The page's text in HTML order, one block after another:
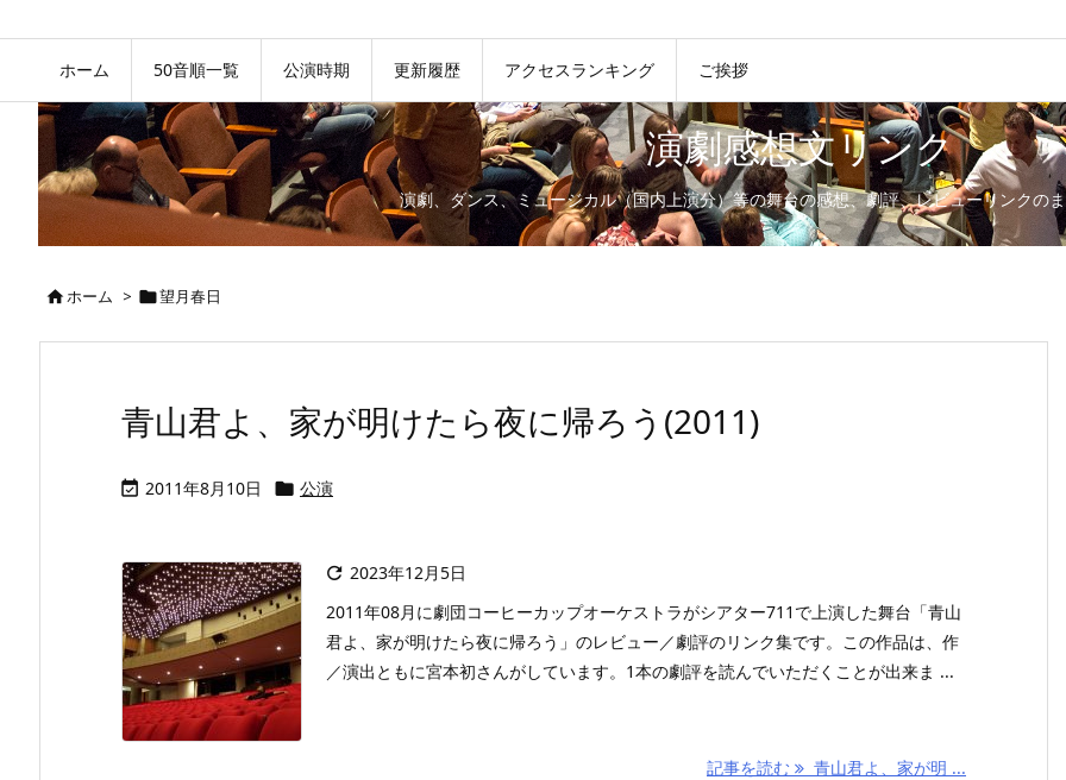
ホーム 50音順一覧 公演時期 更新履歴 アクセスランキング ご挨拶
演劇感想文リンク
演劇、ダンス、ミュージカル（国内上演分）等の舞台の感想、劇評、レビューリンクの
ホーム > 望月春日
青山君よ、家が明けたら夜に帰ろう(2011)
 2011年8月10日  公演
 2023年12月5日
2011年08月に劇団コーヒーカップオーケストラがシアター711で上演した舞台「青山
君よ、家が明けたら夜に帰ろう」のレビュー／劇評のリンク集です。この作品は、作
／演出ともに宮本初さんがしています。1本の劇評を読んでいただくことが出来ま ...
記事を読む 青山君よ、家が明 ...